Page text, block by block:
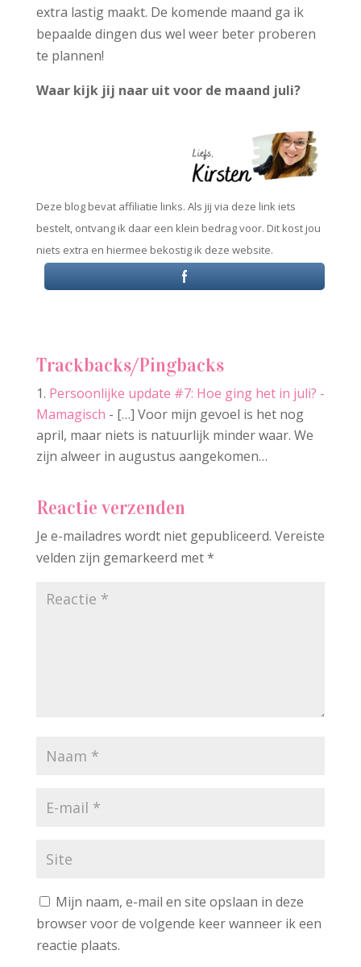
extra lastig maakt. De komende maand ga ik
bepaalde dingen dus wel weer beter proberen
te plannen!
Waar kijk jij naar uit voor de maand juli?
Deze blog bevat affiliatie links. Als jij via deze link iets
bestelt, ontvang ik daar een klein bedrag voor. Dit kost jou
niets extra en hiermee bekostig ik deze website.
Trackbacks/Pingbacks
Persoonlijke update #7: Hoe ging het in juli? -
Mamagisch - […] Voor mijn gevoel is het nog
april, maar niets is natuurlijk minder waar. We
zijn alweer in augustus aangekomen…
Reactie verzenden
Je e-mailadres wordt niet gepubliceerd. Vereiste
velden zijn gemarkeerd met*
Mijn naam, e-mail en site opslaan in deze
browser voor de volgende keer wanneer ik een
reactie plaats.